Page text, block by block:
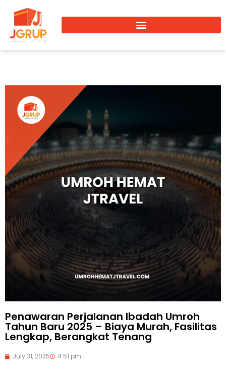
Penawaran Perjalanan Ibadah Umroh
Tahun Baru 2025 – Biaya Murah, Fasilitas
Lengkap, Berangkat Tenang
July 31, 2025 4:51 pm